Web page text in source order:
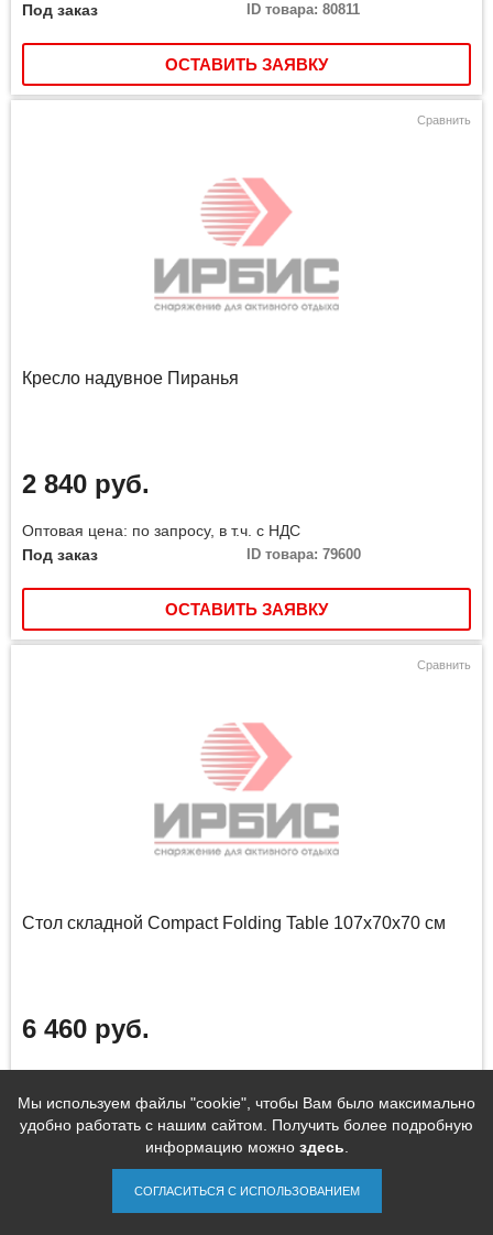
Под заказ
ID товара: 80811
ОСТАВИТЬ ЗАЯВКУ
Сравнить
Кресло надувное Пиранья
2 840 руб.
Оптовая цена: по запросу, в т.ч. с НДС
Под заказ
ID товара: 79600
ОСТАВИТЬ ЗАЯВКУ
Сравнить
Cтол складной Compact Folding Table 107x70x70 см
6 460 руб.
Оптовая цена: по запросу, в т.ч. с НДС
Под заказ
ID товара: 77798
ОСТАВИТЬ ЗАЯВКУ
Мы используем файлы "cookie", чтобы Вам было максимально
удобно работать с нашим сайтом. Получить более подробную
информацию можно здесь
СОГЛАСИТЬСЯ С ИСПОЛЬЗОВАНИЕМ